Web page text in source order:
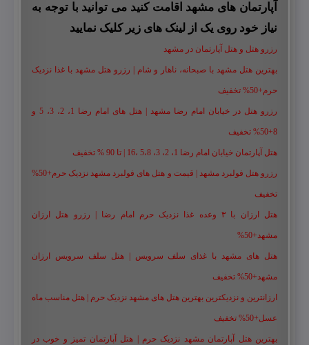
آپارتمان های مشهد اقامت کنید می توانید با توجه به
نیاز خود روی یک از لینک های زیر کلیک نمایید
رزرو هتل و هتل آپارتمان در مشهد
بهترین هتل مشهد با صبحانه، ناهار و شام | رزرو هتل مشهد با غذا نزدیک
حرم+50% تخفیف
رزرو هتل در خیابان امام رضا مشهد | هتل‌ های امام رضا 1، 2، 3، 5 و
8+50% تخفیف
هتل آپارتمان خیابان امام رضا 1، 2، 3، 5،8 ،16 | تا 90 % تخفیف
رزرو هتل فولبرد مشهد | قیمت و هتل های فولبرد مشهد نزدیک حرم+50%
تخفیف
هتل ارزان با ۳ وعده غذا نزدیک حرم امام رضا | رزرو هتل ارزان
مشهد+50%
هتل های مشهد با غذای سلف سرویس | هتل سلف سرویس ارزان
مشهد+50% تخفیف
ارزانترین و نزدیکترین بهترین هتل های مشهد نزدیک حرم | هتل مناسب ماه
عسل+50% تخفیف
بهترین هتل آپارتمان مشهد نزدیک حرم | هتل آپارتمان تمیز و خوب در